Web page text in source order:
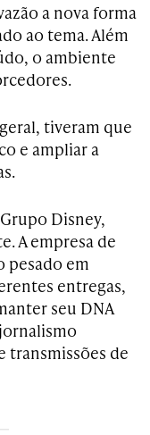
a nova forma
ao tema. Além
o ambiente
tiveram que
e ampliar a
Disney,
A empresa de
em
entregas,
seu DNA
transmissões de